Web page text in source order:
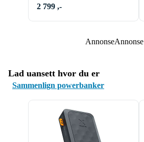
2 799 ,-
AnnonseAnnonse
Lad uansett hvor du er
Sammenlign powerbanker